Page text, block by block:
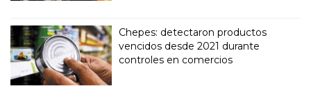
Chepes: detectaron productos
vencidos desde 2021 durante
controles en comercios